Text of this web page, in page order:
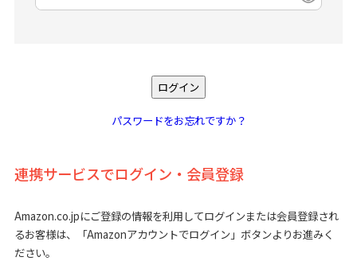
必
ログイン
パスワードをお忘れですか？
連携サービスでログイン・会員登録
Amazon.co.jpにご登録の情報を利用してログインまたは会員登録され
るお客様は、「Amazonアカウントでログイン」ボタンよりお進みく
ださい。